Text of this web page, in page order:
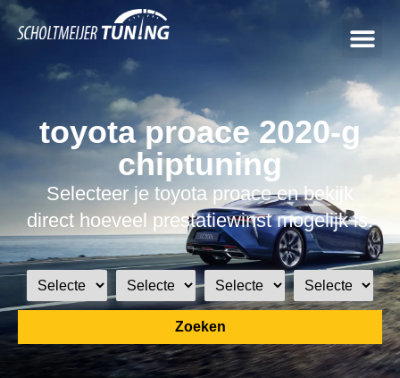
toyota proace 2020-g
chiptuning
Selecteer je toyota proace en bekijk
direct hoeveel prestatiewinst mogelijk is.
Zoeken